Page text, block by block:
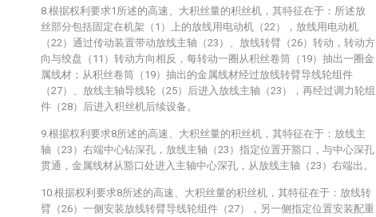
8.根据权利要求1所述的高速、大积丝量的积丝机，其特征在于：所述放
丝部分包括固定在机架（1）上的放线用电动机（22），放线用电动机
（22）通过传动装置带动放线主轴（23）、放线转臂（26）转动，转动方
向与绞盘（11）转动方向相反，每转动一圈从积丝卷筒（19）抽出一圈金
属线材；从积丝卷筒（19）抽出的金属线材经过放线转臂导线轮组件
（27）、放线主轴导线轮（25）后进入放线主轴（23），再经过调力轮组
件（28）后进入积丝机后续设备。
9.根据权利要求8所述的高速、大积丝量的积丝机，其特征在于：放线主
轴（23）右端中心钻深孔，放线主轴（23）指定位置开豁口，与中心深孔
贯通，金属线材从豁口处进入主轴中心深孔，从放线主轴（23）右端出。
10.根据权利要求8所述的高速、大积丝量的积丝机，其特征在于：放线转
臂（26）一侧安装放线转臂导线轮组件（27），另一侧指定位置安装配重